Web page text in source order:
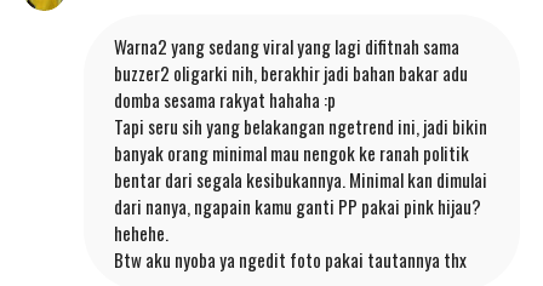
Warna2 yang sedang viral yang lagi difitnah sama
buzzer2 oligarki nih, berakhir jadi bahan bakar adu
domba sesama rakyat hahaha :p
Tapi seru sih yang belakangan ngetrend ini, jadi bikin
banyak orang minimal mau nengok ke ranah politik
bentar dari segala kesibukannya. Minimal kan dimulai
dari nanya, ngapain kamu ganti PP pakai pink hijau?
hehehe.
Btw aku nyoba ya ngedit foto pakai tautannya thx